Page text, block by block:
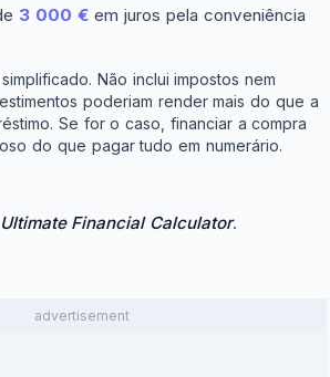
3 000 € em juros pela conveniência
Não inclui impostos nem
poderiam render mais do que a
Se for o caso, financiar a compra
do que pagar tudo em numerário.
Ultimate Financial Calculator.
advertisement